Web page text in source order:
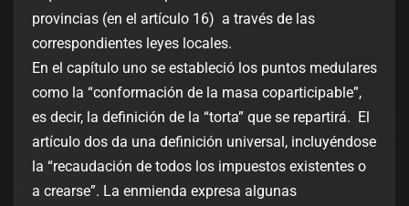
provincias (en el artículo 16) a través de las
correspondientes leyes locales.
En el capítulo uno se estableció los puntos medulares
como la “conformación de la masa coparticipable”,
es decir, la definición de la “torta” que se repartirá. El
artículo dos da una definición universal, incluyéndose
la “recaudación de todos los impuestos existentes o
a crearse”. La enmienda expresa algunas